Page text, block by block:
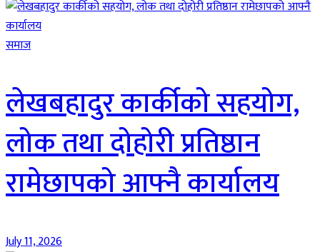
समाज
लेखबहादुर कार्कीको सहयोग,
लोक तथा दोहोरी प्रतिष्ठान
रामेछापको आफ्नै कार्यालय
July 11, 2026